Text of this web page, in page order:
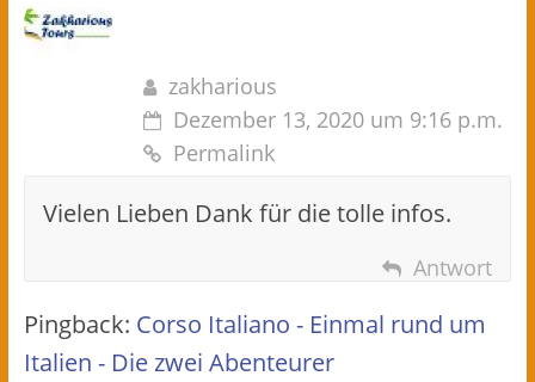
zakharious
Dezember 13, 2020 um 9:16 p.m.
Permalink
Vielen Lieben Dank für die tolle infos.
Antwort
Pingback: Corso Italiano - Einmal rund um
Italien - Die zwei Abenteurer